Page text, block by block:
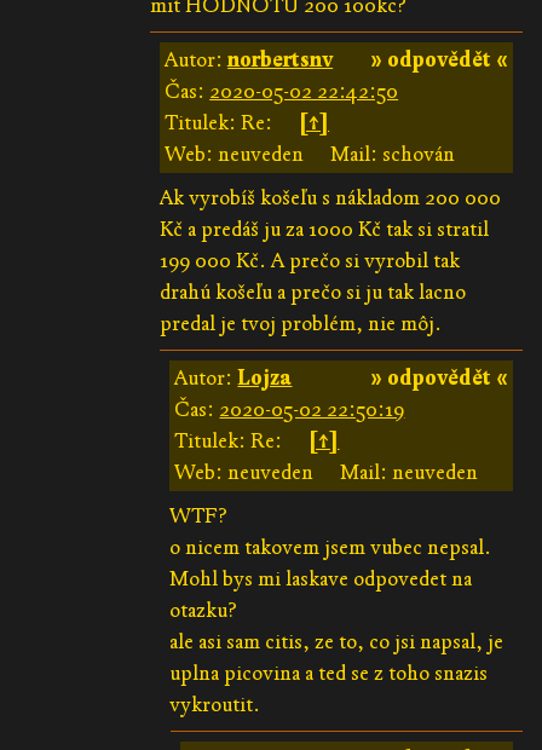
mit HODNOTU 200 100kc?
» odpovědět «
Autor:norbertsnv
Čas: 2020-05-02 22:42:50
Titulek: Re:
[↑]
Web: neuveden
Mail: schován
Ak vyrobíš košeľu s nákladom 200 000
Kč a predáš ju za 1000 Kč tak si stratil
199 000 Kč. A prečo si vyrobil tak
drahú košeľu a prečo si ju tak lacno
predal je tvoj problém, nie môj.
» odpovědět «
Autor:Lojza
Čas: 2020-05-02 22:50:19
Titulek: Re:
[↑]
Web: neuveden
Mail: neuveden
WTF?
o nicem takovem jsem vubec nepsal.
Mohl bys mi laskave odpovedet na
otazku?
ale asi sam citis, ze to, co jsi napsal, je
uplna picovina a ted se z toho snazis
vykroutit.